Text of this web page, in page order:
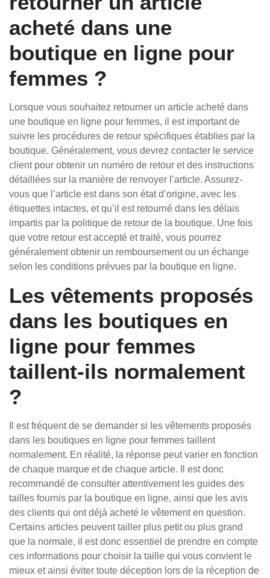
acheté dans une
boutique en ligne pour
femmes ?
Lorsque vous souhaitez retourner un article acheté dans
une boutique en ligne pour femmes, il est important de
suivre les procédures de retour spécifiques établies par la
boutique. Généralement, vous devrez contacter le service
client pour obtenir un numéro de retour et des instructions
détaillées sur la manière de renvoyer l’article. Assurez-
vous que l’article est dans son état d’origine, avec les
étiquettes intactes, et qu’il est retourné dans les délais
impartis par la politique de retour de la boutique. Une fois
que votre retour est accepté et traité, vous pourrez
généralement obtenir un remboursement ou un échange
selon les conditions prévues par la boutique en ligne.
Les vêtements proposés
dans les boutiques en
ligne pour femmes
taillent-ils normalement
?
Il est fréquent de se demander si les vêtements proposés
dans les boutiques en ligne pour femmes taillent
normalement. En réalité, la réponse peut varier en fonction
de chaque marque et de chaque article. Il est donc
recommandé de consulter attentivement les guides des
tailles fournis par la boutique en ligne, ainsi que les avis
des clients qui ont déjà acheté le vêtement en question.
Certains articles peuvent tailler plus petit ou plus grand
que la normale, il est donc essentiel de prendre en compte
ces informations pour choisir la taille qui vous convient le
mieux et ainsi éviter toute déception lors de la réception de